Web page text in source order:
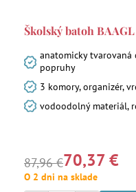
Školský batoh
anatomicky
popruhy
3 komory, organizér,
vodoodolný materiál,
87,96 €70,37 €
O 2 dni na sklade